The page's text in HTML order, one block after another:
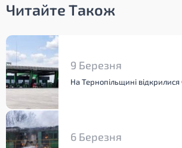
Читайте Також
9 Березня
На Тернопільщині відкрилися
6 Березня